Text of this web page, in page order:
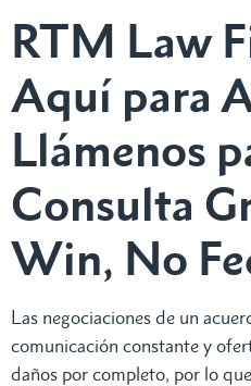
RTM Law
Aquí para
Llámenos
Consulta
Win, No
Las negociaciones de un
comunicación constante y
daños por completo, por lo